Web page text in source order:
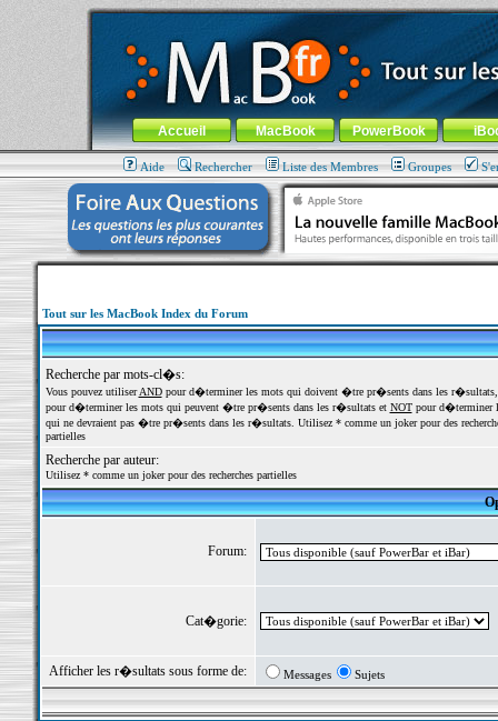
MacBook-fr.com : 100% Apple... 100% nomade !
Aller au contenu-Aller au menu général-Aller au menu de
Menu général
Accueil MacBook PowerBook
Aide Rechercher Liste des Membres Groupes
Tout sur les MacBook Index du Forum
Recherche par mots-cl�s:
Vous pouvez utiliserANDpour d�terminer les mots qui doivent �tre pr�sents dans les
pour d�terminer les mots qui peuvent �tre pr�sents dans les r�sultats et NOTpour d�terminer
qui ne devraient pas �tre pr�sents dans les r�sultats. Utilisez * comme un joker pour des
partielles
Recherche par auteur:
Utilisez * comme un joker pour des recherches partielles
Forum:
Cat�gorie:
Afficher les r�sultats sous forme de: Messages Sujets